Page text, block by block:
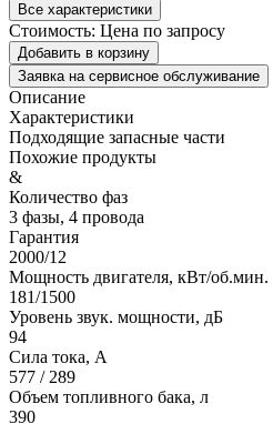
Все характеристики
Стоимость: Цена по запросу
Добавить в корзину
Заявка на сервисное обслуживание
Описание
Характеристики
Подходящие запасные части
Похожие продукты
&
Количество фаз
3 фазы, 4 провода
Гарантия
2000/12
Мощность двигателя, кВт/об.мин.
181/1500
Уровень звук. мощности, дБ
94
Сила тока, А
577 / 289
Объем топливного бака, л
390